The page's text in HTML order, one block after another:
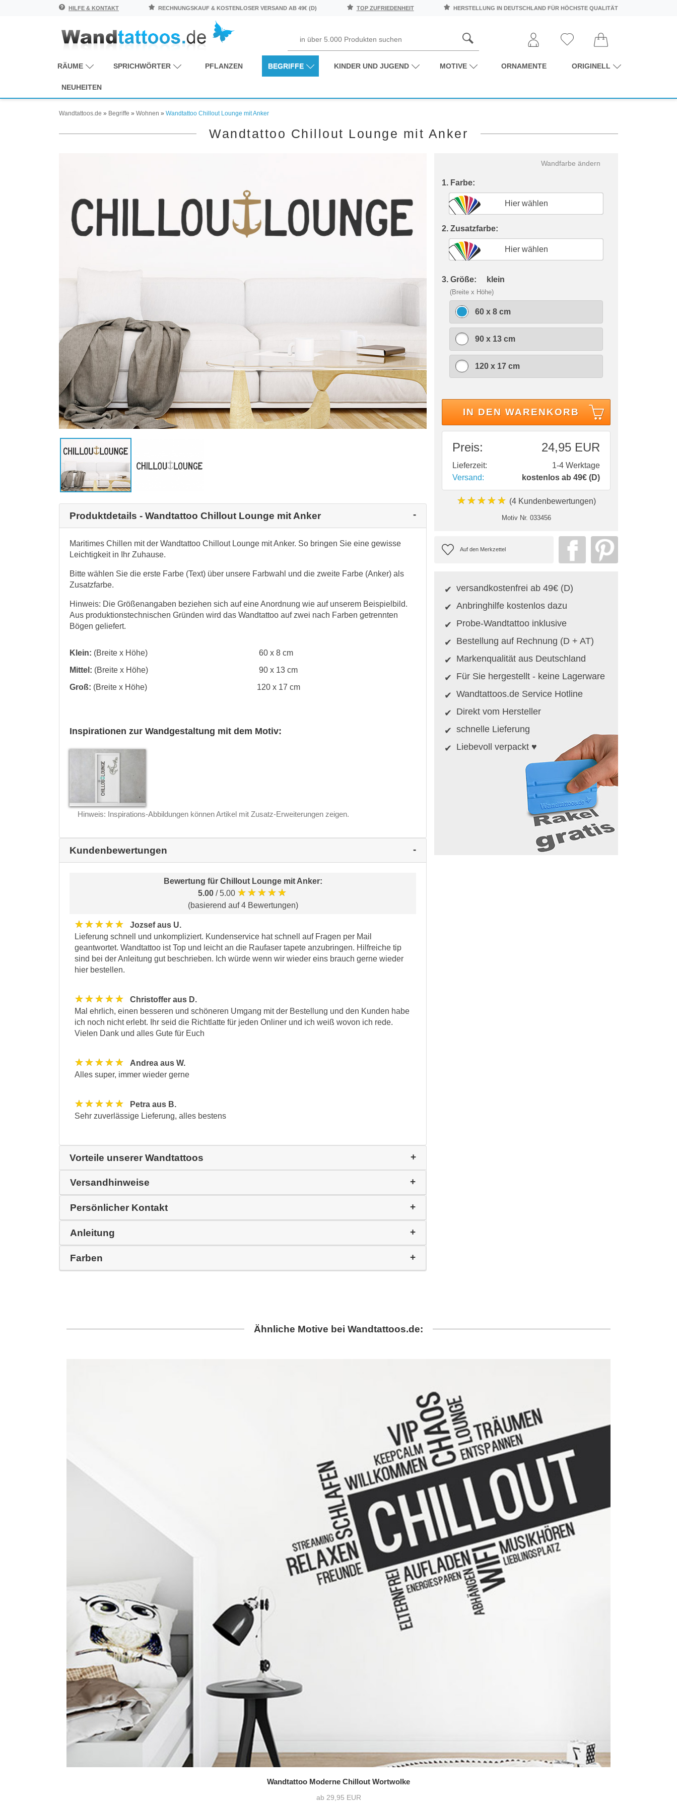
HILFE & KONTAKT RECHNUNGSKAUF & KOSTENLOSER VERSAND AB 49€ (D) TOP ZUFRIEDENHEIT HERSTELLUNG IN DEUTSCHLAND FÜR HÖCHSTE QUALITÄT
RÄUME SPRICHWÖRTER PFLANZEN BEGRIFFE KINDER UND JUGEND MOTIVE ORNAMENTE ORIGINELL
NEUHEITEN
Wandtattoos.de » Begriffe » Wohnen » Wandtattoo Chillout Lounge mit Anker
Wandtattoo Chillout Lounge mit Anker
Produktdetails - Wandtattoo Chillout Lounge mit Anker
Maritimes Chillen mit der Wandtattoo Chillout Lounge mit Anker. So bringen Sie eine gewisse
Leichtigkeit in Ihr Zuhause.
Bitte wählen Sie die erste Farbe (Text) über unsere Farbwahl und die zweite Farbe (Anker) als
Zusatzfarbe.
Hinweis: Die Größenangaben beziehen sich auf eine Anordnung wie auf unserem Beispielbild.
Aus produktionstechnischen Gründen wird das Wandtattoo auf zwei nach Farben getrennten
Bögen geliefert.
Klein: (Breite x Höhe)
60 x 8 cm
Mittel: (Breite x Höhe)
90 x 13 cm
Groß: (Breite x Höhe) 120 x 17 cm
Inspirationen zur Wandgestaltung mit dem Motiv:
Hinweis: Inspirations-Abbildungen können Artikel mit Zusatz-Erweiterungen zeigen.
Kundenbewertungen
Bewertung für Chillout Lounge mit Anker:
5.00 / 5.00 ★★★★★
(basierend auf 4 Bewertungen)
★★★★★
Jozsef aus U.
Lieferung schnell und unkompliziert. Kundenservice hat schnell auf Fragen per Mail
geantwortet. Wandtattoo ist Top und leicht an die Raufaser tapete anzubringen. Hilfreiche tip
sind bei der Anleitung gut beschrieben. Ich würde wenn wir wieder eins brauch gerne wieder
hier bestellen.
★★★★★
Christoffer aus D.
Mal ehrlich, einen besseren und schöneren Umgang mit der Bestellung und den Kunden habe
ich noch nicht erlebt. Ihr seid die Richtlatte für jeden Onliner und ich weiß wovon ich rede.
Vielen Dank und alles Gute für Euch
★★★★★
Andrea aus W.
Alles super, immer wieder gerne
★★★★★
Petra aus B.
Sehr zuverlässige Lieferung, alles bestens
Vorteile unserer Wandtattoos
Versandhinweise
Persönlicher Kontakt
Anleitung
Farben
Wandfarbe ändern
1. Farbe:
Hier wählen
2. Zusatzfarbe:
Hier wählen
3. Größe: klein
(Breite x Höhe)
60 x 8 cm
90 x 13 cm
120 x 17 cm
IN DEN WARENKORB
Preis: 24,95 EUR
Lieferzeit:
1-4 Werktage
Versand:
kostenlos ab 49€ (D)
★★★★★ (4 Kundenbewertungen)
Motiv Nr. 033456
versandkostenfrei ab 49€ (D)
Anbringhilfe kostenlos dazu
Probe-Wandtattoo inklusive
Bestellung auf Rechnung (D + AT)
Markenqualität aus Deutschland
Für Sie hergestellt - keine Lagerware
Wandtattoos.de Service Hotline
Direkt vom Hersteller
schnelle Lieferung
Liebevoll verpackt ♥
Ähnliche Motive bei Wandtattoos.de:
Wandtattoo Moderne Chillout Wortwolke
ab 29,95 EUR